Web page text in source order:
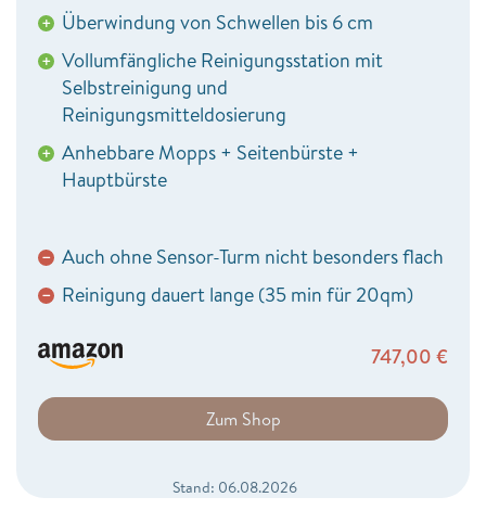
+ Überwindung von Schwellen bis 6 cm
+ Vollumfängliche Reinigungsstation mit
Selbstreinigung und
Reinigungsmitteldosierung
+ Anhebbare Mopps + Seitenbürste +
Hauptbürste
− Auch ohne Sensor-Turm nicht besonders flach
− Reinigung dauert lange (35 min für 20qm)
747,00 €
Zum Shop
Stand: 06.08.2026